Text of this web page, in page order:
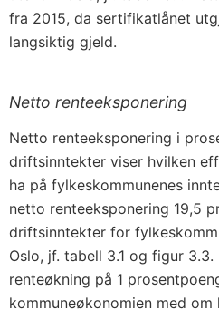
fra 2015, da sertifikatlånet
langsiktig gjeld.
Netto renteeksponering
Netto renteeksponering i
driftsinntekter viser hvilken
ha på fylkeskommunenes
netto renteeksponering 19,5
driftsinntekter for
Oslo, jf. tabell 3.1 og figur
renteøkning på 1
kommuneøkonomien med